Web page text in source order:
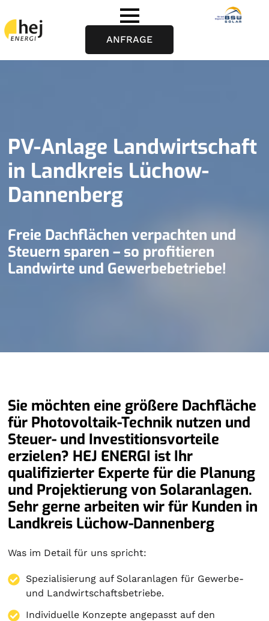
ANFRAGE
PV-Anlage Landwirtschaft
in Landkreis Lüchow-
Dannenberg
Freie Dachflächen verpachten und
Steuern sparen – so profitieren
Landwirte und Gewerbebetriebe!
Sie möchten eine größere Dachfläche
für Photovoltaik-Technik nutzen und
Steuer- und Investitionsvorteile
erzielen? HEJ ENERGI ist Ihr
qualifizierter Experte für die Planung
und Projektierung von Solaranlagen.
Sehr gerne arbeiten wir für Kunden in
Landkreis Lüchow-Dannenberg
Was im Detail für uns spricht:
Spezialisierung auf Solaranlagen für Gewerbe-
und Landwirtschaftsbetriebe.
Individuelle Konzepte angepasst auf den